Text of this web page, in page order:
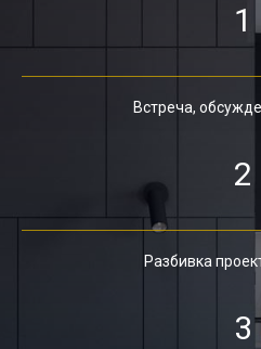
1
Встреча,
2
Разбивка
3